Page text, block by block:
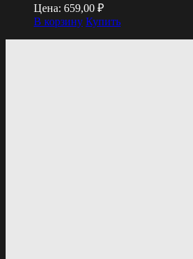
Цена: 659,00 ₽
В корзину Купить